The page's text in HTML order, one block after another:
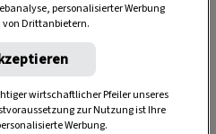
personalisierter Werbung
Drittanbietern.
wirtschaftlicher Pfeiler unseres
zur Nutzung ist Ihre
Werbung.